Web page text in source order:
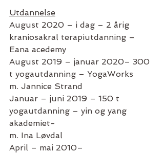
Utdannelse
August 2020 – i dag – 2 årig
kraniosakral terapiutdanning –
Eana acedemy
August 2019 – januar 2020– 300
t yogautdanning – YogaWorks
m. Jannice Strand
Januar – juni 2019 – 150 t
yogautdanning – yin og yang
akademiet-
m. Ina Løvdal
April – mai 2010–